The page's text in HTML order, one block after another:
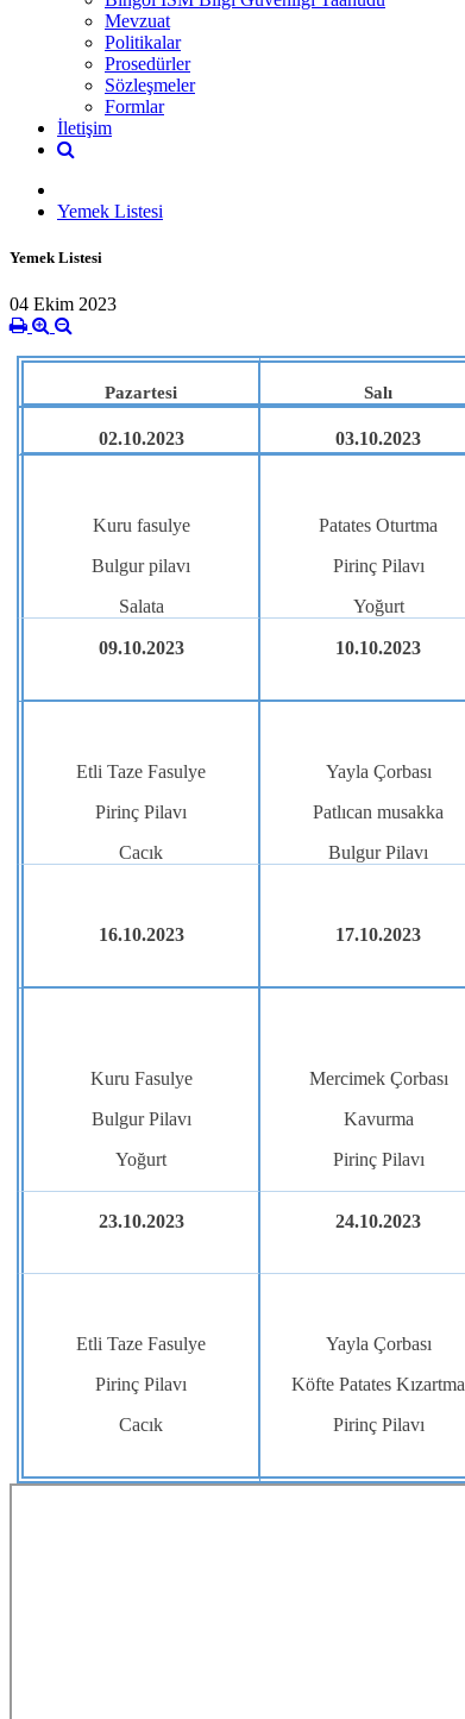
Mevzuat
Politikalar
Prosedürler
Sözleşmeler
Formlar
İletişim
Yemek Listesi
Yemek Listesi
04 Ekim 2023
Pazartesi Salı
02.10.2023 03.10.2023
Kuru fasulye
Bulgur pilavı
Salata
Patates Oturtma
Pirinç Pilavı
Yoğurt
09.10.2023 10.10.2023
Etli Taze Fasulye
Pirinç Pilavı
Cacık
Yayla Çorbası
Patlıcan musakka
Bulgur Pilavı
16.10.2023 17.10.2023
Kuru Fasulye
Bulgur Pilavı
Yoğurt
Mercimek Çorbası
Kavurma
Pirinç Pilavı
23.10.2023 24.10.2023
Etli Taze Fasulye
Pirinç Pilavı
Cacık
Yayla Çorbası
Köfte Patates Kızartma
Pirinç Pilavı